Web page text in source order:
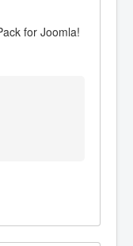
for Joomla!